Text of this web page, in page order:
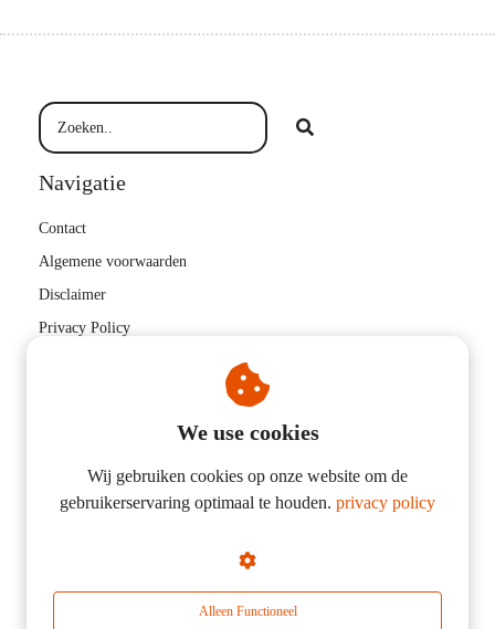
Navigatie
Contact
Algemene voorwaarden
Disclaimer
Privacy Policy
Niels Verwer Fysiotherapie & Coaching
Wijenburg 133
nielsverwer89@gmail.com
We use cookies
Wij gebruiken cookies op onze website om de
gebruikerservaring optimaal te houden. privacy policy
Alleen Functioneel